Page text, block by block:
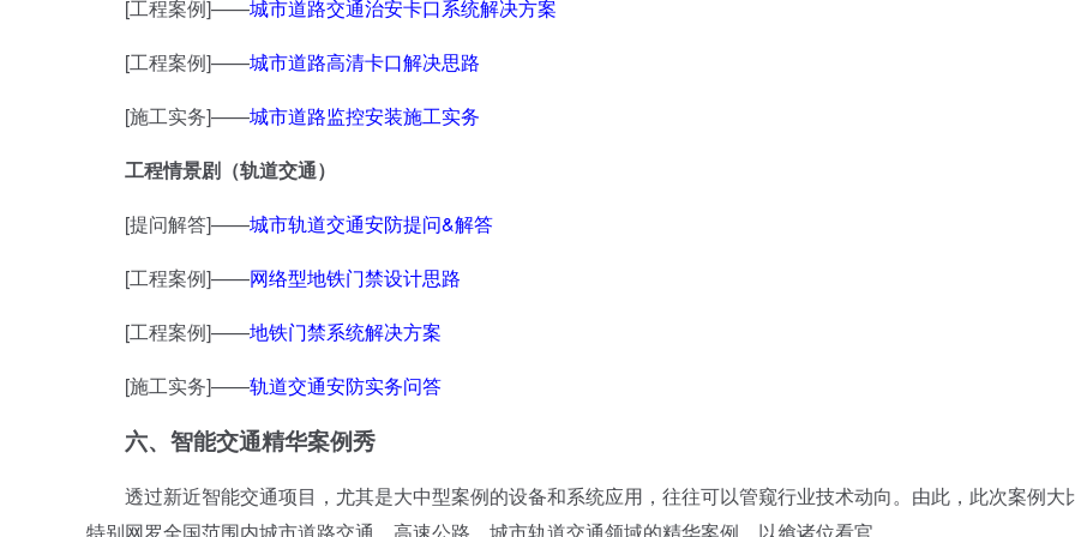
[工程案例]——城市道路交通治安卡口系统解决方案
[工程案例]——城市道路高清卡口解决思路
[施工实务]——城市道路监控安装施工实务
工程情景剧（轨道交通）
[提问解答]——城市轨道交通安防提问&解答
[工程案例]——网络型地铁门禁设计思路
[工程案例]——地铁门禁系统解决方案
[施工实务]——轨道交通安防实务问答
六、 智能交通精华案例秀
透过新近智能交通项目，尤其是大中型案例的设备和系统应用，往往可以管窥行业技术动向。由此，此次案例大